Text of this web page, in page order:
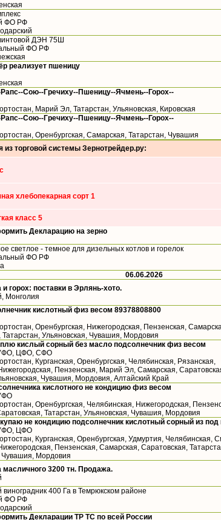
ФО РФ
ДЭН 75Ш
ФО РФ
реализует пшеницу
Сою--Гречиху--Пшеницу--Ячмень--Горох--
Марий Эл, Татарстан, Ульяновская, Кировская
Сою--Гречиху--Пшеницу--Ячмень--Горох--
Оренбургская, Самарская, Татарстан, Чувашия
торговой системы Зернотрейдер.ру:
хлебопекарная сорт 1
класс 5
Декларацию на зерно
светлое - темное для дизельных котлов и горелок
ФО РФ
06.06.2026
горох: поставки в Эрлянь-хото.
Монголия
кислотный физ весом 89378808800
Оренбургская, Нижегородская, Пензенская,
Татарстан, Ульяновская, Чувашия, Мордовия
кислый сорный без масло подсолнечник физ весом
ЦФО, СФО
Курганская, Оренбургская, Челябинская, Рязанская,
Пензенская, Марий Эл, Самарская,
Чувашия, Мордовия, Алтайский Край
кислотного не кондицию физ весом
Оренбургская, Челябинская, Нижегородская,
Татарстан, Ульяновская, Чувашия, Мордовия
не кондицию подсолнечник кислотный сорный из под
ЦФО
Курганская, Оренбургская, Удмуртия, Челябинская,
Пензенская, Самарская, Саратовская,
Чувашия, Мордовия
3200 тн. Продажа.
400 Га в Темрюкском районе
ФО РФ
Декларации ТР ТС по всей России